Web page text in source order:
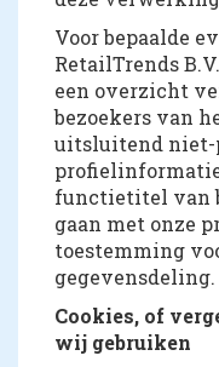
Voor bepaalde
RetailTrends
een overzicht
bezoekers van
uitsluitend niet-
functietitel van
gaan met onze
toestemming
gegevensdeling.
Cookies, of
wij gebruiken